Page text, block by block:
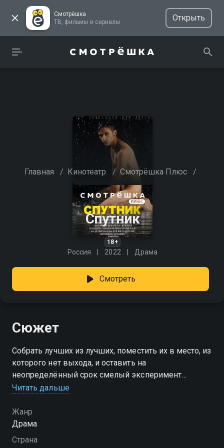
Смотрёшка
ТВ, фильмы и сериалы
Открыть
Главная / Кинотеатр / Смотрёшка Плюс /
Спутник
18+
Россия 2022 Драма
Смотреть
Сюжет
Собрать лучших из лучших, поместить их в место, из
которого нет выхода, и оставить на
неопределённый срок смелый эксперимент
скучающего криминального авторитета или
чего-то неповторимого? Жорик не задаётся такими
сложными вопросами. Ведь его жизнь скучна и
беспросветна: его постоянно увольняют с работы,
Читать дальше
Жанр
Драма
Страна